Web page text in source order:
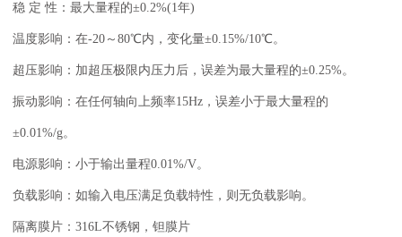
稳 定 性：最大量程的±0.2%(1年)
温度影响：在-20～80℃内，变化量±0.15%/10℃。
超压影响：加超压极限内压力后，误差为最大量程的±0.25%。
振动影响：在任何轴向上频率15Hz，误差小于最大量程的
±0.01%/g。
电源影响：小于输出量程0.01%/V。
负载影响：如输入电压满足负载特性，则无负载影响。
隔离膜片：316L不锈钢，钽膜片